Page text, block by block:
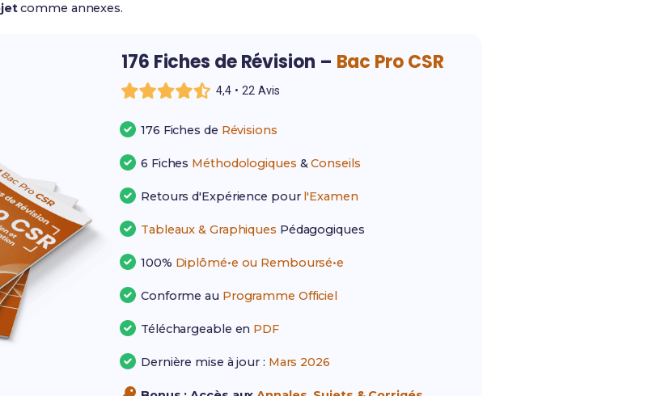
comme annexes.
176 Fiches de Révision – Bac Pro CSR
4,4 • 22 Avis
176 Fiches de Révisions
6 Fiches Méthodologiques &Conseils
Retours d'Expérience pour l'Examen
Tableaux & Graphiques Pédagogiques
100% Diplômé•e ou Remboursé•e
Conforme au Programme Officiel
Téléchargeable en PDF
Dernière mise à jour : Mars 2026